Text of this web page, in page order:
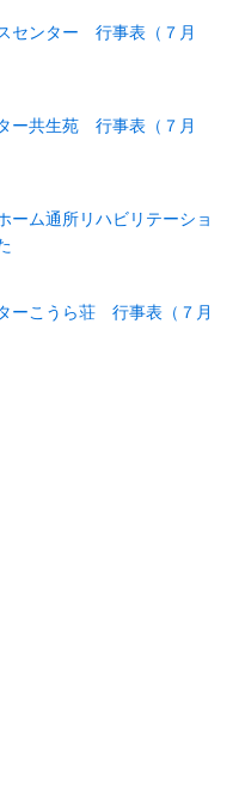
センター 行事表（７月
ー共生苑 行事表（７月
ーム通所リハビリテーショ
ーこうら荘 行事表（７月